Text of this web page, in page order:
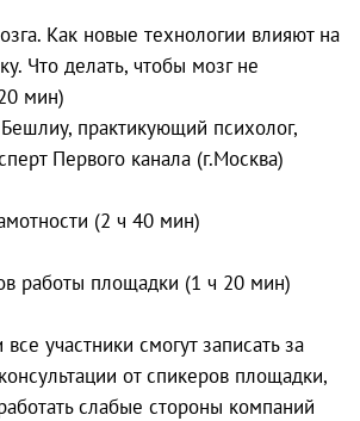
Как новые технологии влияют на
Что делать, чтобы мозг не
мин)
практикующий психолог,
Первого канала (г.Москва)
(2 ч 40 мин)
работы площадки (1 ч 20 мин)
участники смогут записать за
от спикеров площадки,
слабые стороны компаний